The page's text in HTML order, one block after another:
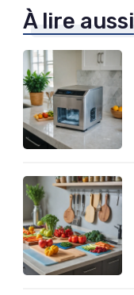
À lire aussi